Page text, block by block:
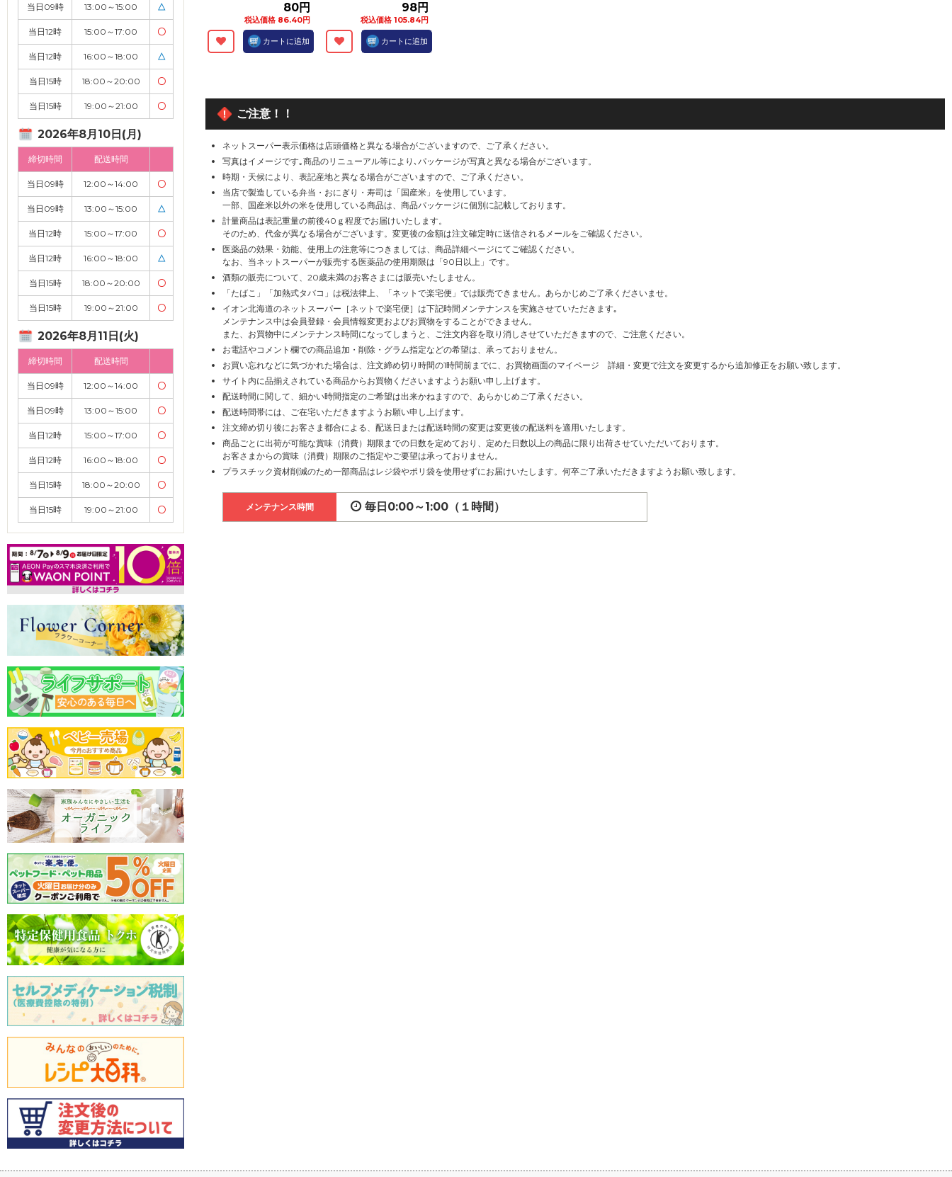
当日09時 13:00～15:00 △
当日12時 15:00～17:00 〇
当日12時 16:00～18:00 △
当日15時 18:00～20:00 〇
当日15時 19:00～21:00 〇
2026年8月10日(月)
締切時間 配送時間
当日09時 12:00～14:00 〇
当日09時 13:00～15:00 △
当日12時 15:00～17:00 〇
当日12時 16:00～18:00 △
当日15時 18:00～20:00 〇
当日15時 19:00～21:00 〇
2026年8月11日(火)
締切時間 配送時間
当日09時 12:00～14:00 〇
当日09時 13:00～15:00 〇
当日12時 15:00～17:00 〇
当日12時 16:00～18:00 〇
当日15時 18:00～20:00 〇
当日15時 19:00～21:00 〇
80円
税込価格 86.40円
カートに追加
98円
税込価格 105.84円
カートに追加
ご注意！！
ネットスーパー表示価格は店頭価格と異なる場合がございますので、ご了承ください。
写真はイメージです｡商品のリニューアル等により､パッケージが写真と異なる場合がございます。
時期・天候により、表記産地と異なる場合がございますので、ご了承ください。
当店で製造している弁当・おにぎり・寿司は「国産米」を使用しています。
一部、国産米以外の米を使用している商品は、商品パッケージに個別に記載しております。
計量商品は表記重量の前後40ｇ程度でお届けいたします。
そのため、代金が異なる場合がございます。変更後の金額は注文確定時に送信されるメールをご確認ください。
医薬品の効果・効能、使用上の注意等につきましては、商品詳細ページにてご確認ください。
なお、当ネットスーパーが販売する医薬品の使用期限は「90日以上」です。
酒類の販売について、20歳未満のお客さまには販売いたしません。
「たばこ」「加熱式タバコ」は税法律上、「ネットで楽宅便」では販売できません。あらかじめご了承くださいませ。
イオン北海道のネットスーパー［ネットで楽宅便］は下記時間メンテナンスを実施させていただきます｡
メンテナンス中は会員登録・会員情報変更およびお買物をすることができません。
また、お買物中にメンテナンス時間になってしまうと、ご注文内容を取り消しさせていただきますので、ご注意ください。
お電話やコメント欄での商品追加・削除・グラム指定などの希望は、承っておりません。
お買い忘れなどに気づかれた場合は、注文締め切り時間の1時間前までに、お買物画面のマイページ 詳細・変更で注文を変更するから追加修正をお願い致します。
サイト内に品揃えされている商品からお買物くださいますようお願い申し上げます。
配送時間に関して、細かい時間指定のご希望は出来かねますので、あらかじめご了承ください。
配送時間帯には、ご在宅いただきますようお願い申し上げます。
注文締め切り後にお客さま都合による、配送日または配送時間の変更は変更後の配送料を適用いたします。
商品ごとに出荷が可能な賞味（消費）期限までの日数を定めており、定めた日数以上の商品に限り出荷させていただいております。
お客さまからの賞味（消費）期限のご指定やご要望は承っておりません。
プラスチック資材削減のため一部商品はレジ袋やポリ袋を使用せずにお届けいたします。何卒ご了承いただきますようお願い致します。
メンテナンス時間 毎日0:00～1:00（１時間）